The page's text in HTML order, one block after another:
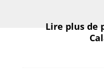
Lire plus de